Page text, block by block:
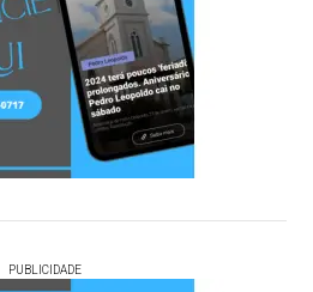
PUBLICIDADE